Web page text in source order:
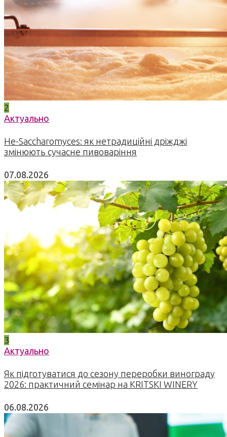
2
Актуально
Не-Saccharomyces: як нетрадиційні дріжджі
змінюють сучасне пивоваріння
07.08.2026
3
Актуально
Як підготуватися до сезону переробки винограду
2026: практичний семінар на KRITSKI WINERY
06.08.2026